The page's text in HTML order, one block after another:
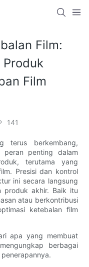
Film:
Film
141
terus berkembang,
peran penting dalam
terutama yang
Presisi dan kontrol
ini secara langsung
produk akhir. Baik itu
atau berkontribusi
ketebalan film
apa yang membuat
berbagai